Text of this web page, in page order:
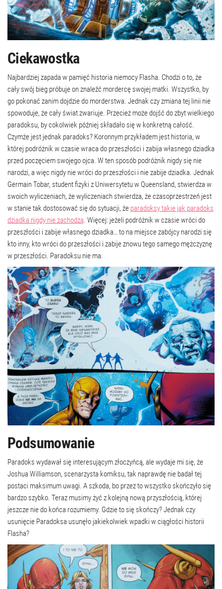
Ciekawostka
Najbardziej zapada w pamięć historia niemocy Flasha. Chodzi o to, że
cały swój bieg próbuje on znaleźć mordercę swojej matki. Wszystko, by
go pokonać zanim dojdzie do morderstwa. Jednak czy zmiana tej linii nie
spowoduje, że cały świat zwariuje. Przecież może dojść do zbyt wielkiego
paradoksu, by cokolwiek później składało się w konkretną całość.
Czymże jest jednak paradoks? Koronnym przykładem jest historia, w
której podróżnik w czasie wraca do przeszłości i zabija własnego dziadka
przed poczęciem swojego ojca. W ten sposób podróżnik nigdy się nie
narodzi, a więc nigdy nie wróci do przeszłości i nie zabije dziadka. Jednak
Germain Tobar, student fizyki z Uniwersytetu w Queensland, stwierdza w
swoich wyliczeniach, że wyliczeniach stwierdza, że czasoprzestrzeń jest
w stanie tak dostosować się do sytuacji, że paradoksy takie jak paradoks
dziadka nigdy nie zachodzą. Więcej: jeżeli podróżnik w czasie wróci do
przeszłości i zabije własnego dziadka… to na miejsce zabójcy narodzi się
kto inny, kto wróci do przeszłości i zabije znowu tego samego mężczyznę
w przeszłości. Paradoksu nie ma.
Podsumowanie
Paradoks wydawał się interesującym złoczyńcą, ale wydaje mi się, że
Joshua Williamson, scenarzysta komiksu, tak naprawdę nie badał tej
postaci maksimum uwagi. A szkoda, bo przez to wszystko skończyło się
bardzo szybko. Teraz musimy żyć z kolejną nową przyszłością, której
jeszcze nie do końca rozumiemy. Gdzie to się skończy? Jednak czy
usunięcie Paradoksa usunęło jakiekolwiek wpadki w ciągłości historii
Flasha?